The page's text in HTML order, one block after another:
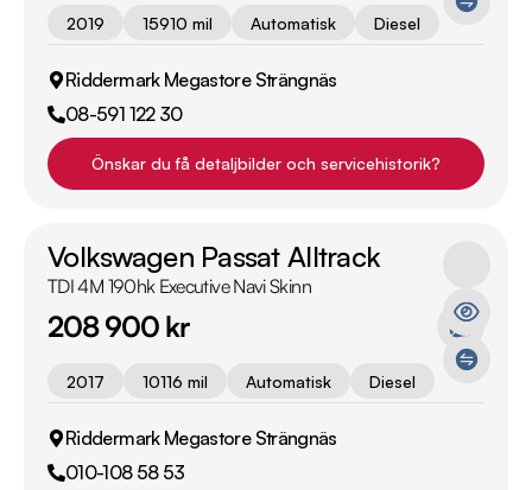
2019 15910 mil Automatisk Diesel
Riddermark Megastore Strängnäs
08-591 122 30
Önskar du få detaljbilder och servicehistorik?
Volkswagen Passat Alltrack
TDI 4M 190hk Executive Navi Skinn
208 900 kr
2017 10116 mil Automatisk Diesel
Riddermark Megastore Strängnäs
010-108 58 53